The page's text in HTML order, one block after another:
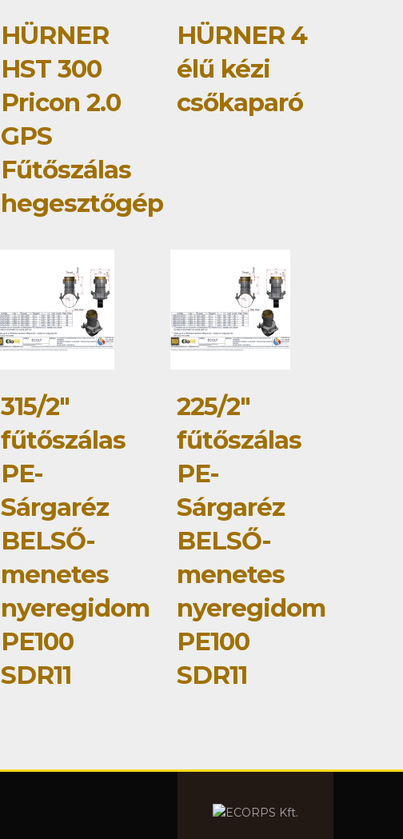
HÜRNER
HST 300
Pricon 2.0
GPS
Fűtőszálas
hegesztőgép
HÜRNER 4
élű kézi
csőkaparó
315/2"
fűtőszálas
PE-
Sárgaréz
BELSŐ-
menetes
nyeregidom
PE100
SDR11
225/2"
fűtőszálas
PE-
Sárgaréz
BELSŐ-
menetes
nyeregidom
PE100
SDR11